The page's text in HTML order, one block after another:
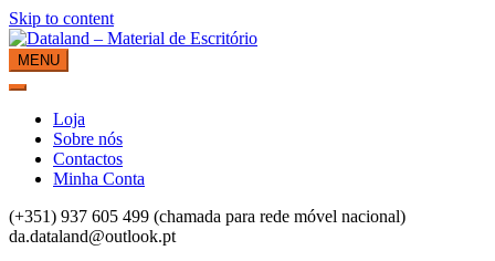
Skip to content
Dataland – Material de Escritório
Material de Escritório
MENU
Loja
Sobre nós
Contactos
Minha Conta
(+351) 937 605 499 (chamada para rede móvel nacional)
da.dataland@outlook.pt